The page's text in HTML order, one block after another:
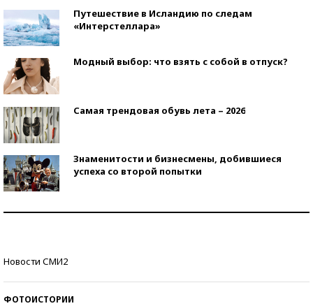
Путешествие в Исландию по следам
«Интерстеллара»
Модный выбор: что взять с собой в отпуск?
Самая трендовая обувь лета – 2026
Знаменитости и бизнесмены, добившиеся
успеха со второй попытки
Новости СМИ2
ФОТОИСТОРИИ